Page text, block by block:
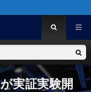
実証実験開